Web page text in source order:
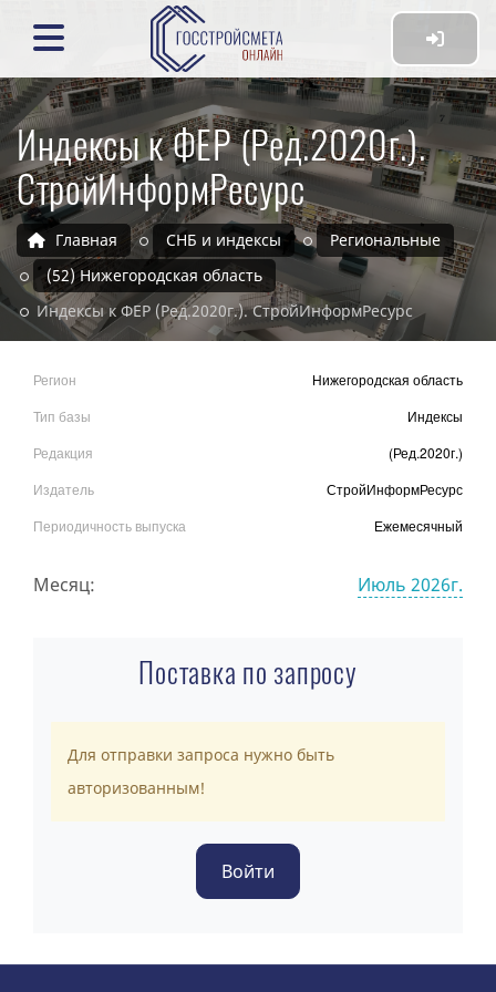
Индексы к ФЕР (Ред.2020г.).
СтройИнформРесурс
Главная СНБ и индексы
Региональные
(52) Нижегородская область
Индексы к ФЕР (Ред.2020г.). СтройИнформРесурс
Регион
Нижегородская область
Тип базы
Индексы
Редакция
(Ред.2020г.)
Издатель
СтройИнформРесурс
Периодичность выпуска
Ежемесячный
Месяц: Июль 2026г.
Поставка по запросу
Для отправки запроса нужно быть
авторизованным!